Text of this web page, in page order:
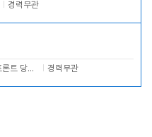
경력무관
격일제 프론트 당번 업무로 주차 및 객실 점검 경력무관